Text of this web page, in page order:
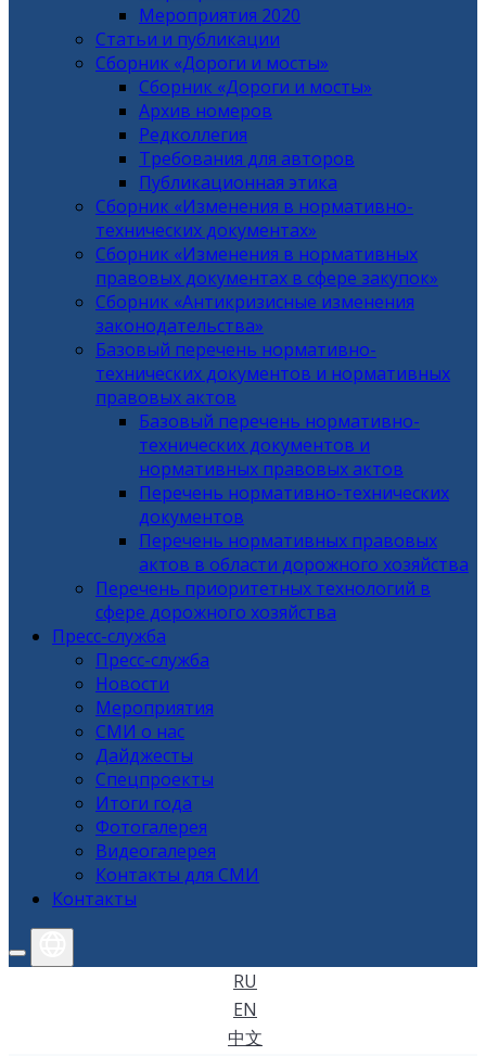
Мероприятия 2020
Статьи и публикации
Сборник «Дороги и мосты»
Сборник «Дороги и мосты»
Архив номеров
Редколлегия
Требования для авторов
Публикационная этика
Сборник «Изменения в нормативно-
технических документах»
Сборник «Изменения в нормативных
правовых документах в сфере закупок»
Сборник «Антикризисные изменения
законодательства»
Базовый перечень нормативно-
технических документов и нормативных
правовых актов
Базовый перечень нормативно-
технических документов и
нормативных правовых актов
Перечень нормативно-технических
документов
Перечень нормативных правовых
актов в области дорожного хозяйства
Перечень приоритетных технологий в
сфере дорожного хозяйства
Пресс-служба
Пресс-служба
Новости
Мероприятия
СМИ о нас
Дайджесты
Спецпроекты
Итоги года
Фотогалерея
Видеогалерея
Контакты для СМИ
Контакты
RU
EN
中文